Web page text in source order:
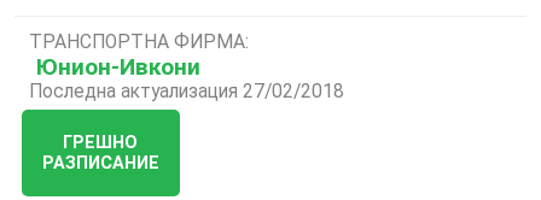
ТРАНСПОРТНА ФИРМА:
Юнион-Ивкони
Последна актуализация 27/02/2018
ГРЕШНО
РАЗПИСАНИЕ